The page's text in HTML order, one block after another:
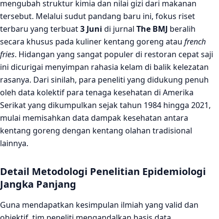
mengubah struktur kimia dan nilai gizi dari makanan
tersebut. Melalui sudut pandang baru ini, fokus riset
terbaru yang terbuat3 Juni di jurnal The BMJ beralih
secara khusus pada kuliner kentang goreng atau french
fries. Hidangan yang sangat populer di restoran cepat saji
ini dicurigai menyimpan rahasia kelam di balik kelezatan
rasanya. Dari sinilah, para peneliti yang didukung penuh
oleh data kolektif para tenaga kesehatan di Amerika
Serikat yang dikumpulkan sejak tahun 1984 hingga 2021,
mulai memisahkan data dampak kesehatan antara
kentang goreng dengan kentang olahan tradisional
lainnya.
Detail Metodologi Penelitian Epidemiologi
Jangka Panjang
Guna mendapatkan kesimpulan ilmiah yang valid dan